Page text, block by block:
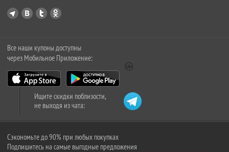
Все наши купоны доступны
через Мобильное Приложение:
Ищите скидки поблизости,
не выходя из чата:
Сэкономьте до 90% при любых покупках
Подпишитесь на самые выгодные предложения